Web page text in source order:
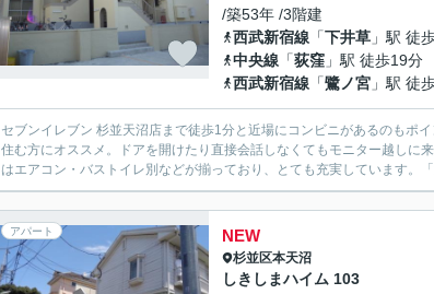
/築53年 /3階建
西武新宿線 「下井草 」駅 徒
中央線 「荻窪 」駅 徒歩19分
西武新宿線 「鷺ノ宮 」駅 徒
セブンイレブン 杉並天沼店まで徒歩1分と近場にコンビニがあるのもポ
住む方にオススメ。ドアを開けたり直接会話しなくてもモニター越しに
はエアコン・バストイレ別などが揃っており、とても充実しています。
アパート NEW
杉並区本天沼
しきしまハイム 103